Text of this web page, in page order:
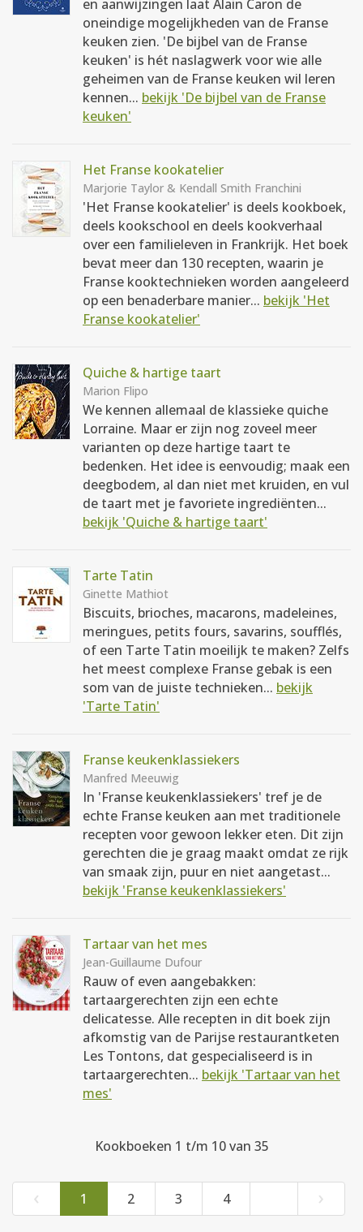
en aanwijzingen laat Alain Caron de
oneindige mogelijkheden van de Franse
keuken zien. 'De bijbel van de Franse
keuken' is hét naslagwerk voor wie alle
geheimen van de Franse keuken wil leren
kennen... bekijk 'De bijbel van de Franse
keuken'
Het Franse kookatelier
Marjorie Taylor & Kendall Smith Franchini
'Het Franse kookatelier' is deels kookboek,
deels kookschool en deels kookverhaal
over een familieleven in Frankrijk. Het boek
bevat meer dan 130 recepten, waarin je
Franse kooktechnieken worden aangeleerd
op een benaderbare manier... bekijk 'Het
Franse kookatelier'
Quiche & hartige taart
Marion Flipo
We kennen allemaal de klassieke quiche
Lorraine. Maar er zijn nog zoveel meer
varianten op deze hartige taart te
bedenken. Het idee is eenvoudig; maak een
deegbodem, al dan niet met kruiden, en vul
de taart met je favoriete ingrediënten...
bekijk 'Quiche & hartige taart'
Tarte Tatin
Ginette Mathiot
Biscuits, brioches, macarons, madeleines,
meringues, petits fours, savarins, soufflés,
of een Tarte Tatin moeilijk te maken? Zelfs
het meest complexe Franse gebak is een
som van de juiste technieken... bekijk
'Tarte Tatin'
Franse keukenklassiekers
Manfred Meeuwig
In 'Franse keukenklassiekers' tref je de
echte Franse keuken aan met traditionele
recepten voor gewoon lekker eten. Dit zijn
gerechten die je graag maakt omdat ze rijk
van smaak zijn, puur en niet aangetast...
bekijk 'Franse keukenklassiekers'
Tartaar van het mes
Jean-Guillaume Dufour
Rauw of even aangebakken:
tartaargerechten zijn een echte
delicatesse. Alle recepten in dit boek zijn
afkomstig van de Parijse restaurantketen
Les Tontons, dat gespecialiseerd is in
tartaargerechten... bekijk 'Tartaar van het
mes'
Kookboeken 1 t/m 10 van 35
‹ 1 2 3 4 ›